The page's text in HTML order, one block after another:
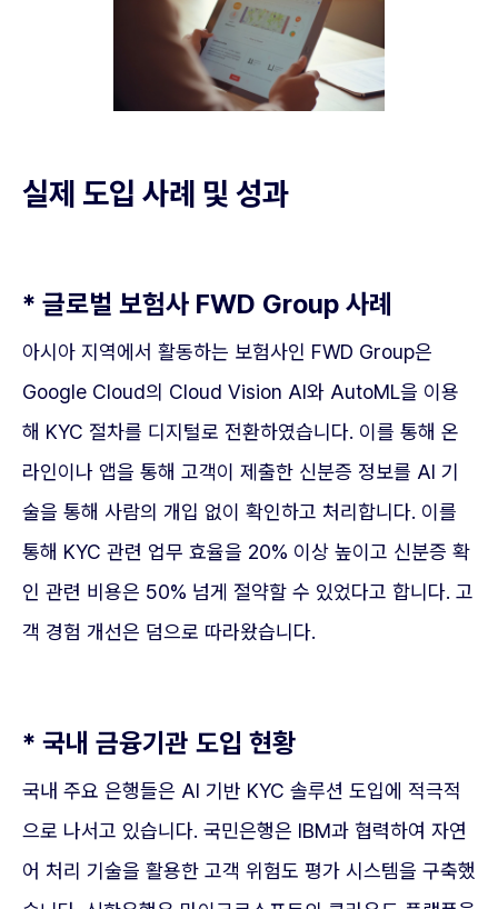
실제 도입 사례 및 성과
* 글로벌 보험사 FWD Group 사례
아시아 지역에서 활동하는 보험사인 FWD Group은
Google Cloud의 Cloud Vision AI와 AutoML을 이용
해 KYC 절차를 디지털로 전환하였습니다. 이를 통해 온
라인이나 앱을 통해 고객이 제출한 신분증 정보를 AI 기
술을 통해 사람의 개입 없이 확인하고 처리합니다. 이를
통해 KYC 관련 업무 효율을 20% 이상 높이고 신분증 확
인 관련 비용은 50% 넘게 절약할 수 있었다고 합니다. 고
객 경험 개선은 덤으로 따라왔습니다.
* 국내 금융기관 도입 현황
국내 주요 은행들은 AI 기반 KYC 솔루션 도입에 적극적
으로 나서고 있습니다. 국민은행은 IBM과 협력하여 자연
어 처리 기술을 활용한 고객 위험도 평가 시스템을 구축했